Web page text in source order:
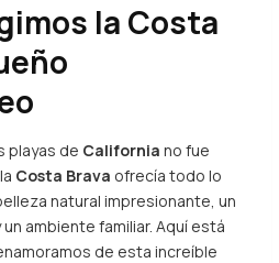
la Costa
playas de California no fue
Costa Brava ofrecía todo lo
natural impresionante, un
ambiente familiar. Aquí está
de esta increíble